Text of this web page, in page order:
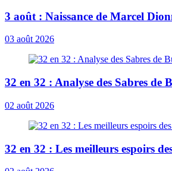
3 août : Naissance de Marcel
03 août 2026
32 en 32 : Analyse des Sabres de
02 août 2026
32 en 32 : Les meilleurs espoirs